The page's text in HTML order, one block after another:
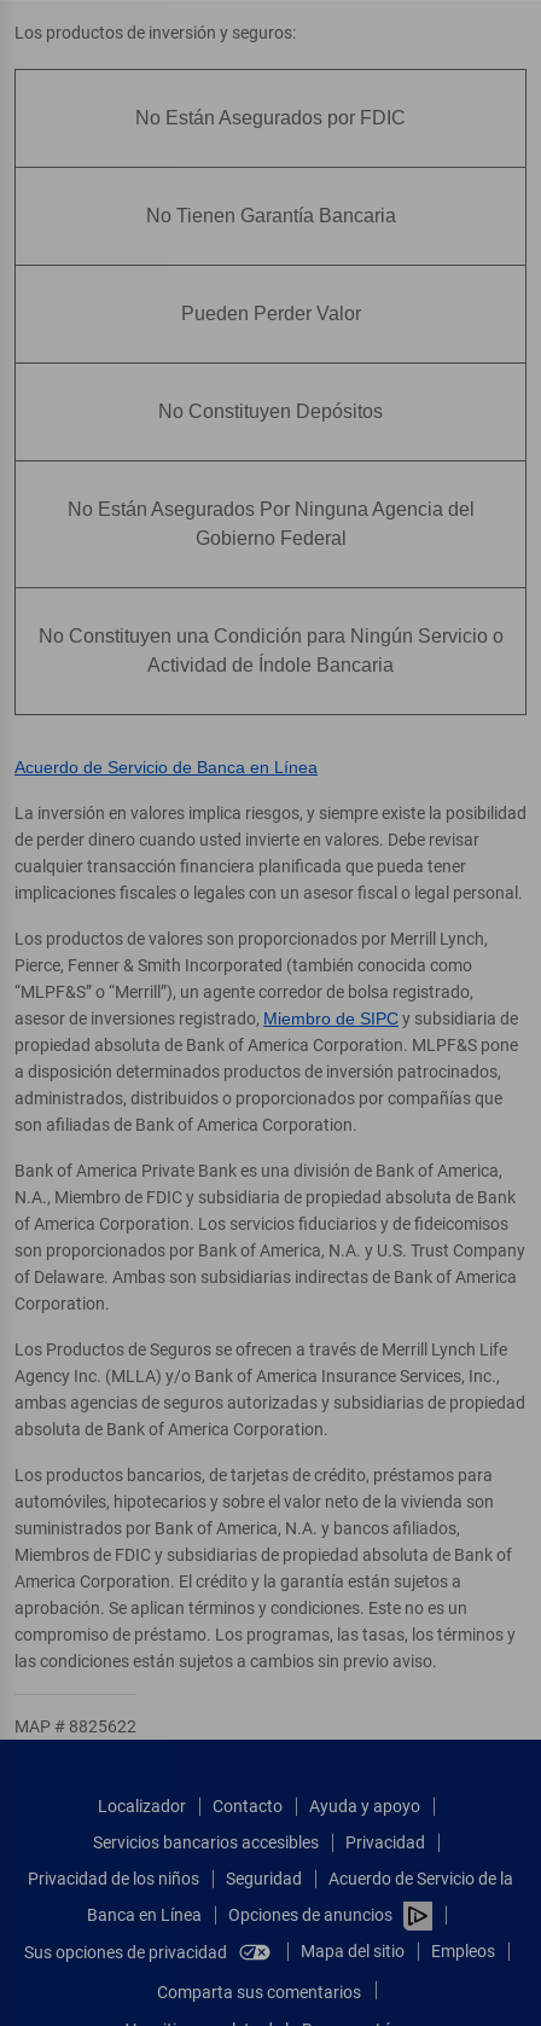
Los productos de inversión y seguros:
No Están Asegurados por FDIC
No Tienen Garantía Bancaria
Pueden Perder Valor
No Constituyen Depósitos
No Están Asegurados Por Ninguna Agencia del
Gobierno Federal
No Constituyen una Condición para Ningún Servicio o
Actividad de Índole Bancaria
Acuerdo de Servicio de Banca en Línea
La inversión en valores implica riesgos, y siempre existe la posibilidad
de perder dinero cuando usted invierte en valores. Debe revisar
cualquier transacción financiera planificada que pueda tener
implicaciones fiscales o legales con un asesor fiscal o legal personal.
Los productos de valores son proporcionados por Merrill Lynch,
Pierce, Fenner & Smith Incorporated (también conocida como
“MLPF&S” o “Merrill”), un agente corredor de bolsa registrado,
asesor de inversiones registrado, Miembro de SIPCy subsidiaria de
propiedad absoluta de Bank of America Corporation. MLPF&S pone
a disposición determinados productos de inversión patrocinados,
administrados, distribuidos o proporcionados por compañías que
son afiliadas de Bank of America Corporation.
Bank of America Private Bank es una división de Bank of America,
N.A., Miembro de FDIC y subsidiaria de propiedad absoluta de Bank
of America Corporation. Los servicios fiduciarios y de fideicomisos
son proporcionados por Bank of America, N.A. y U.S. Trust Company
of Delaware. Ambas son subsidiarias indirectas de Bank of America
Corporation.
Los Productos de Seguros se ofrecen a través de Merrill Lynch Life
Agency Inc. (MLLA) y/o Bank of America Insurance Services, Inc.,
ambas agencias de seguros autorizadas y subsidiarias de propiedad
absoluta de Bank of America Corporation.
Los productos bancarios, de tarjetas de crédito, préstamos para
automóviles, hipotecarios y sobre el valor neto de la vivienda son
suministrados por Bank of America, N.A. y bancos afiliados,
Miembros de FDIC y subsidiarias de propiedad absoluta de Bank of
America Corporation. El crédito y la garantía están sujetos a
aprobación. Se aplican términos y condiciones. Este no es un
compromiso de préstamo. Los programas, las tasas, los términos y
las condiciones están sujetos a cambios sin previo aviso.
MAP # 8825622
Localizador Contacto
Ayuda y apoyo
Servicios bancarios accesibles
Privacidad
Privacidad de los niños
Seguridad
Acuerdo de Servicio de la
Banca en Línea
Opciones de anuncios
Sus opciones de privacidad
Mapa del sitio Empleos
Comparta sus comentarios